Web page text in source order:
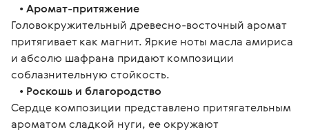
• Аромат-притяжение
Головокружительный древесно-восточный аромат
притягивает как магнит. Яркие ноты масла амириса
и абсолю шафрана придают композиции
соблазнительную стойкость.
• Роскошь и благородство
Сердце композиции представлено притягательным
ароматом сладкой нуги, ее окружают